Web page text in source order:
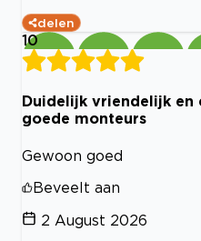
delen
10
Duidelijk vriendelijk en
goede monteurs
Gewoon goed
Beveelt aan
2 August 2026